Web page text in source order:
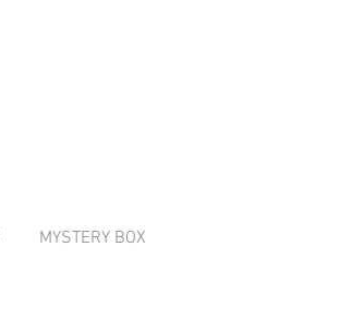
MYSTERY BOX